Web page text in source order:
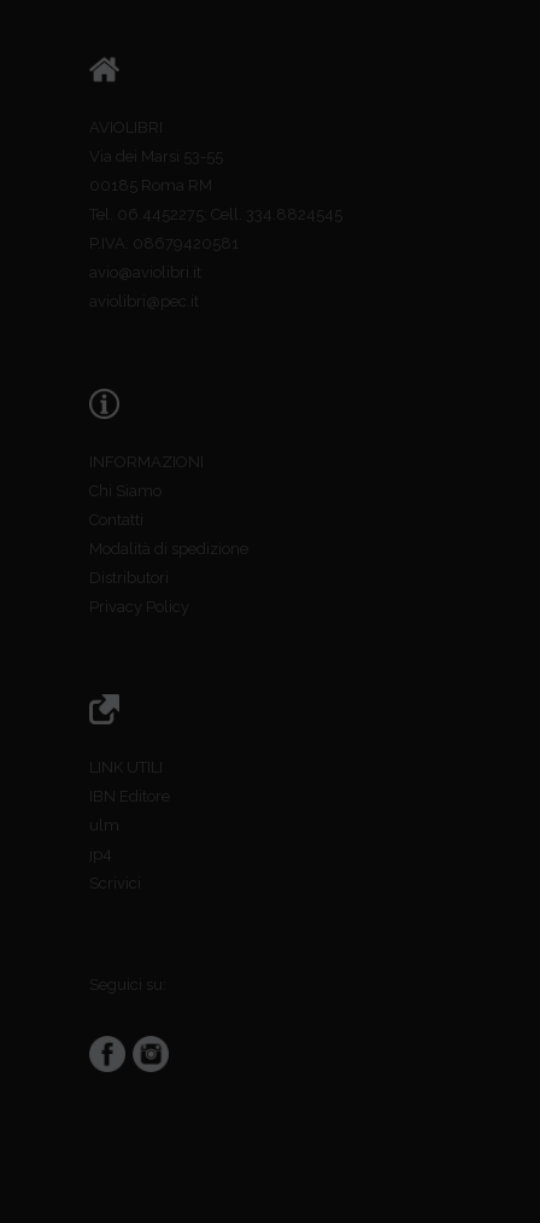
AVIOLIBRI
Via dei Marsi 53-55
00185 Roma RM
Tel. 06.4452275; Cell. 334.8824545
P.IVA: 08679420581
avio@aviolibri.it
aviolibri@pec.it
INFORMAZIONI
Chi Siamo
Contatti
Modalità di spedizione
Distributori
Privacy Policy
LINK UTILI
IBN Editore
ulm
jp4
Scrivici
Seguici su: